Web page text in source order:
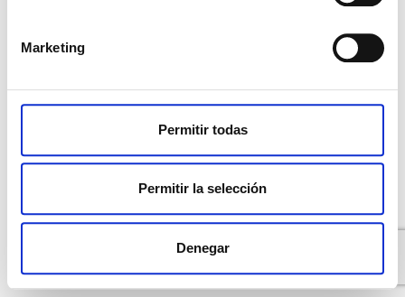
Marketing
Permitir todas
Permitir la selección
Denegar